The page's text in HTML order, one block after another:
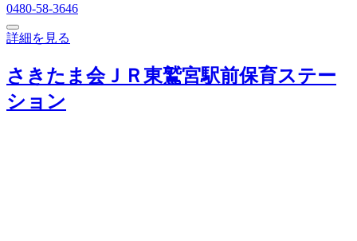
0480-58-3646
詳細を見る
さきたま会ＪＲ東鷲宮駅前保育ステー
ション